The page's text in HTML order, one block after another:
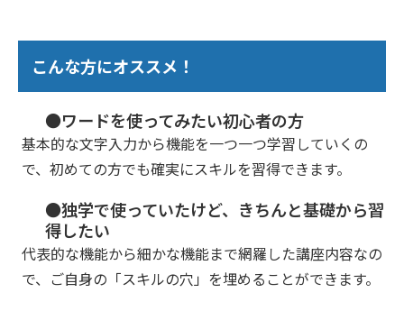
こんな方にオススメ！
●ワードを使ってみたい初心者の方
基本的な文字入力から機能を一つ一つ学習していくの
で、初めての方でも確実にスキルを習得できます。
●独学で使っていたけど、きちんと基礎から習
得したい
代表的な機能から細かな機能まで網羅した講座内容なの
で、ご自身の「スキルの穴」を埋めることができます。